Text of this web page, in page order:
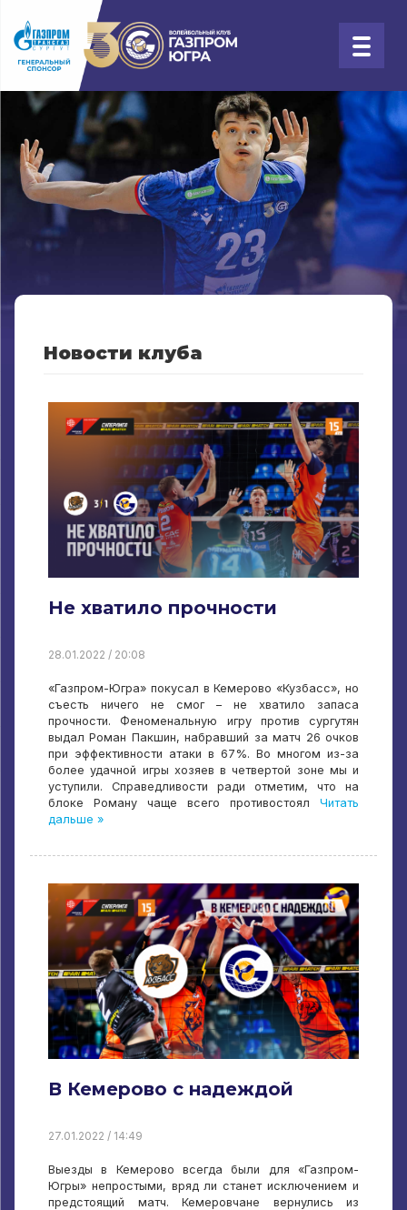
Новости клуба
Не хватило прочности
28.01.2022 / 20:08
«Газпром-Югра» покусал в Кемерово «Кузбасс», но
съесть ничего не смог – не хватило запаса
прочности. Феноменальную игру против сургутян
выдал Роман Пакшин, набравший за матч 26 очков
при эффективности атаки в 67%. Во многом из-за
более удачной игры хозяев в четвертой зоне мы и
уступили. Справедливости ради отметим, что на
блоке Роману чаще всего противостоял Читать
дальше »
В Кемерово с надеждой
27.01.2022 / 14:49
Выезды в Кемерово всегда были для «Газпром-
Югры» непростыми, вряд ли станет исключением и
предстоящий матч. Кемеровчане вернулись из